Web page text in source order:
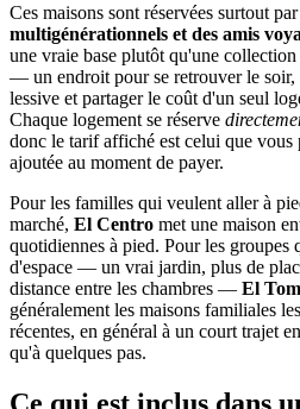
Ces maisons sont réservées surtout
multigénérationnels et des amis
une vraie base plutôt qu'une collection
— un endroit pour se retrouver le soir,
lessive et partager le coût d'un seul
Chaque logement se réserve
donc le tarif affiché est celui que vous
ajoutée au moment de payer.
Pour les familles qui veulent aller à
marché, El Centro met une maison
quotidiennes à pied. Pour les groupes
d'espace — un vrai jardin, plus de
distance entre les chambres — El
généralement les maisons familiales
récentes, en général à un court trajet
qu'à quelques pas.